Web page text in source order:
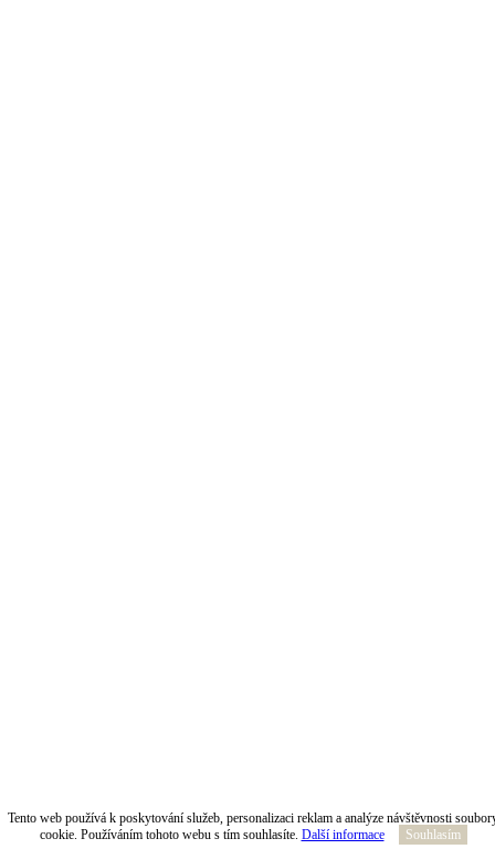
Tento web používá k poskytování služeb, personalizaci reklam a analýze návštěvnosti
cookie. Používáním tohoto webu s tím souhlasíte. Další informace Souhlasím